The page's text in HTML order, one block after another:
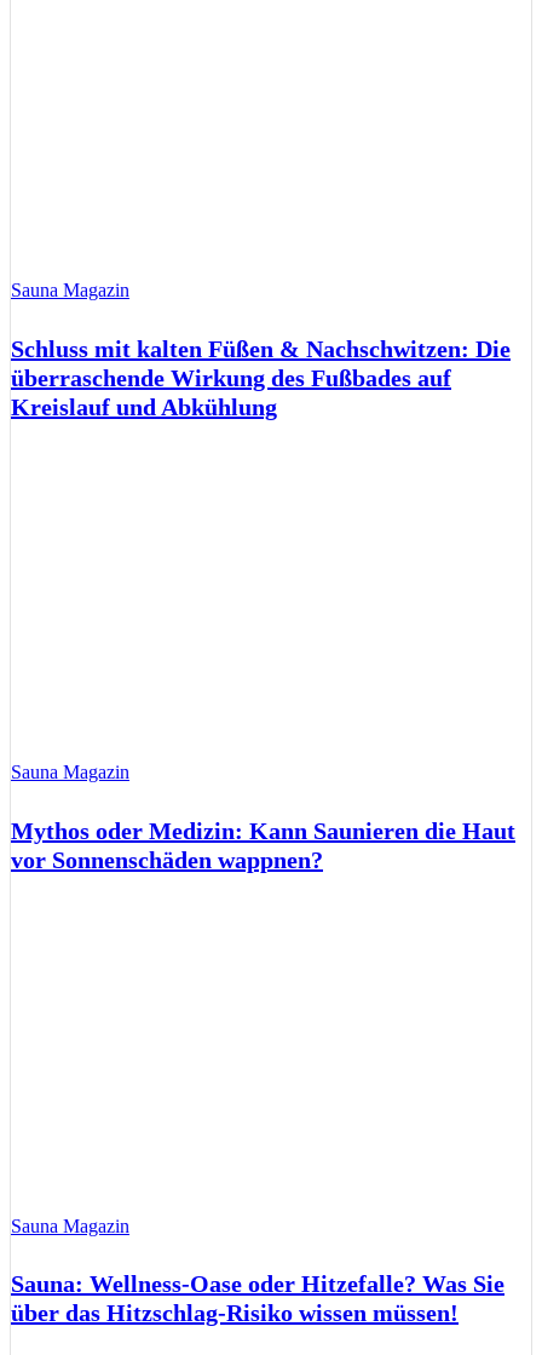
Sauna Magazin
Schluss mit kalten Füßen & Nachschwitzen: Die
überraschende Wirkung des Fußbades auf
Kreislauf und Abkühlung
Sauna Magazin
Mythos oder Medizin: Kann Saunieren die Haut
vor Sonnenschäden wappnen?
Sauna Magazin
Sauna: Wellness-Oase oder Hitzefalle? Was Sie
über das Hitzschlag-Risiko wissen müssen!